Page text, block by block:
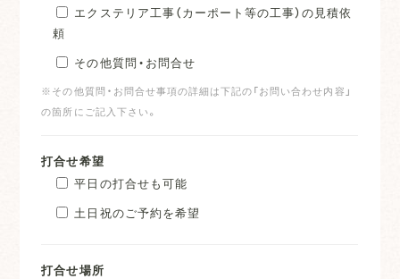
エクステリア工事（カーポート等の工事）の見積依
頼
その他質問・お問合せ
※その他質問・お問合せ事項の詳細は下記の「お問い合わせ内容」
の箇所にご記入下さい。
打合せ希望
平日の打合せも可能
土日祝のご予約を希望
打合せ場所